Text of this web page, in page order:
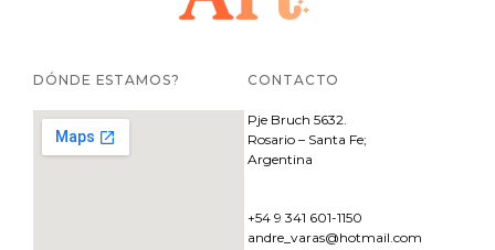
DÓNDE ESTAMOS? CONTACTO
Pje Bruch 5632.
Rosario – Santa Fe;
Argentina
+54 9 341 601-1150
andre_varas@hotmail.com